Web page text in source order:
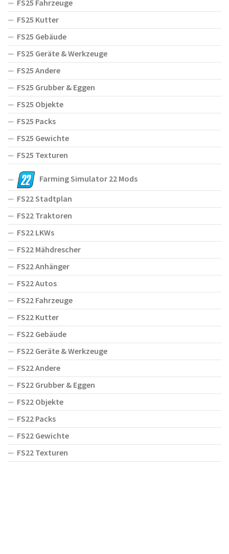
FS25 Fahrzeuge
FS25 Kutter
FS25 Gebäude
FS25 Geräte & Werkzeuge
FS25 Andere
FS25 Grubber & Eggen
FS25 Objekte
FS25 Packs
FS25 Gewichte
FS25 Texturen
Farming Simulator 22 Mods
FS22 Stadtplan
FS22 Traktoren
FS22 LKWs
FS22 Mähdrescher
FS22 Anhänger
FS22 Autos
FS22 Fahrzeuge
FS22 Kutter
FS22 Gebäude
FS22 Geräte & Werkzeuge
FS22 Andere
FS22 Grubber & Eggen
FS22 Objekte
FS22 Packs
FS22 Gewichte
FS22 Texturen